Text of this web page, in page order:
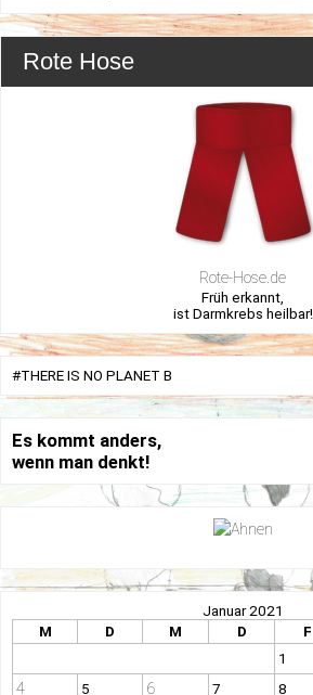
Rote Hose
Rote-Hose.de
Früh erkannt,
ist Darmkrebs heilbar!
#THERE IS NO PLANET B
Es kommt anders,
wenn man denkt!
Januar 2021
M
D M D F
1
4 5 6 7 8